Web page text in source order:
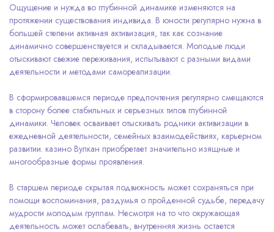
Ощущение и нужда во глубинной динамике изменяются на
протяжении существования индивида. В юности регулярно нужна в
большей степени активная активизация, так как сознание
динамично совершенствуется и складывается. Молодые люди
отыскивают свежие переживания, испытывают с разными видами
деятельности и методами самореализации.
В сформировавшемся периоде предпочтения регулярно смещаются
в сторону более стабильных и серьезных типов глубинной
динамики. Человек осваивает отыскивать родники активизации в
ежедневной деятельности, семейных взаимодействиях, карьерном
развитии. казино Вулкан приобретает значительно изящные и
многообразные формы проявления.
В старшем периоде скрытая подвижность может сохраняться при
помощи воспоминания, раздумья о пройденной судьбе, передачу
мудрости молодым группам. Несмотря на то что окружающая
деятельность может ослабевать, внутренняя жизнь остается